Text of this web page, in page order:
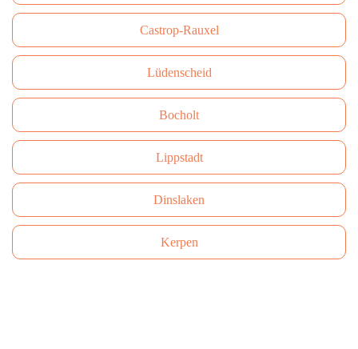
Castrop-Rauxel
Lüdenscheid
Bocholt
Lippstadt
Dinslaken
Kerpen